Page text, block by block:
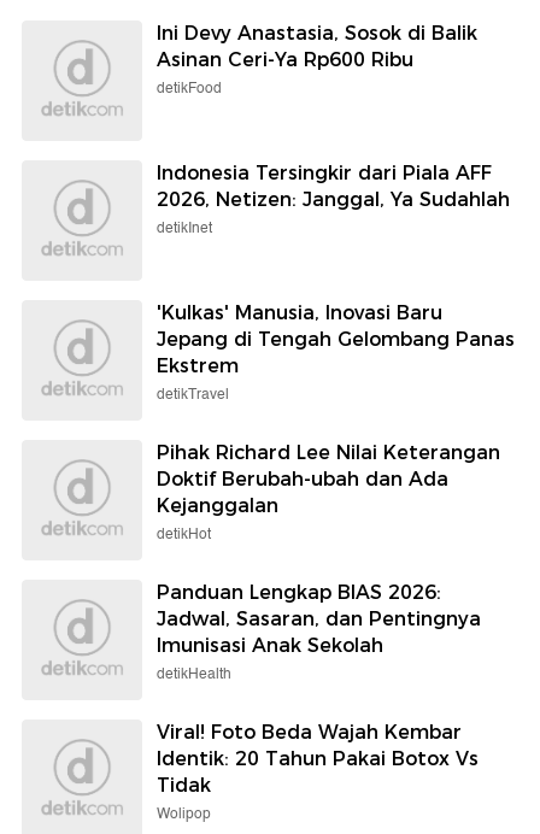
Ini Devy Anastasia, Sosok di Balik
Asinan Ceri-Ya Rp600 Ribu
detikFood
Indonesia Tersingkir dari Piala AFF
2026, Netizen: Janggal, Ya Sudahlah
detikInet
'Kulkas' Manusia, Inovasi Baru
Jepang di Tengah Gelombang Panas
Ekstrem
detikTravel
Pihak Richard Lee Nilai Keterangan
Doktif Berubah-ubah dan Ada
Kejanggalan
detikHot
Panduan Lengkap BIAS 2026:
Jadwal, Sasaran, dan Pentingnya
Imunisasi Anak Sekolah
detikHealth
Viral! Foto Beda Wajah Kembar
Identik: 20 Tahun Pakai Botox Vs
Tidak
Wolipop